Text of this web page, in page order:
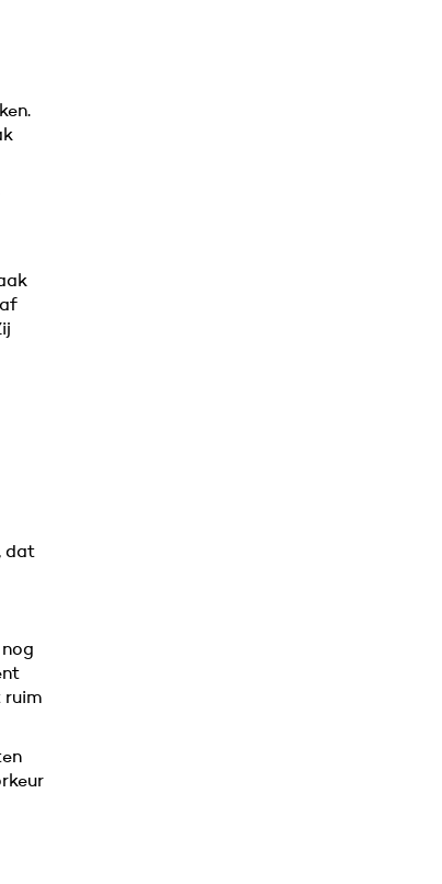
dat
ruim